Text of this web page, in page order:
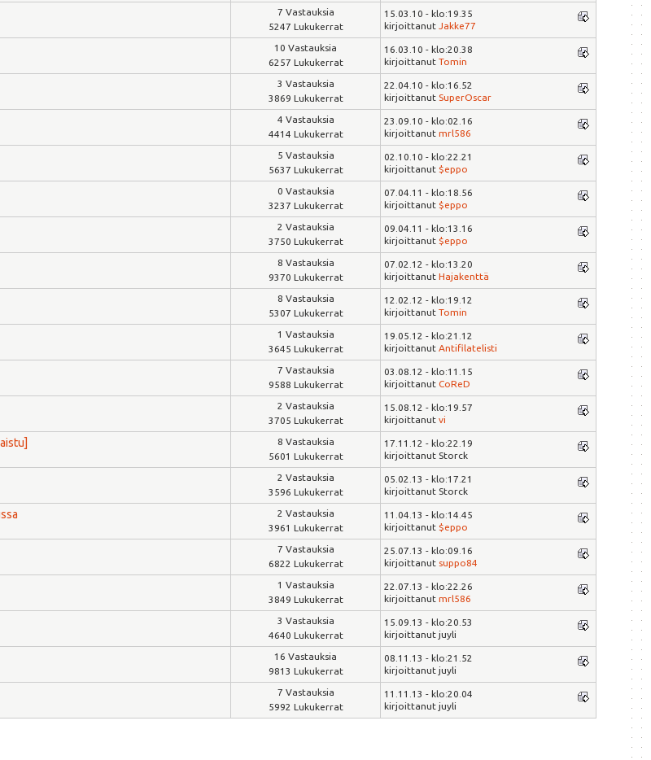
7 Vastauksia
5247 Lukukerrat
15.03.10 - klo:19.35
kirjoittanut Jakke77
10 Vastauksia
6257 Lukukerrat
16.03.10 - klo:20.38
kirjoittanutTomin
3 Vastauksia
3869 Lukukerrat
22.04.10 - klo:16.52
kirjoittanut SuperOscar
4 Vastauksia
4414 Lukukerrat
23.09.10 - klo:02.16
kirjoittanutmrl586
5 Vastauksia
5637 Lukukerrat
02.10.10 - klo:22.21
kirjoittanut $eppo
0 Vastauksia
3237 Lukukerrat
07.04.11 - klo:18.56
kirjoittanut $eppo
2 Vastauksia
3750 Lukukerrat
09.04.11 - klo:13.16
kirjoittanut $eppo
8 Vastauksia
9370 Lukukerrat
07.02.12 - klo:13.20
kirjoittanutHajakenttä
8 Vastauksia
5307 Lukukerrat
12.02.12 - klo:19.12
kirjoittanutTomin
1 Vastauksia
3645 Lukukerrat
19.05.12 - klo:21.12
kirjoittanut Antifilatelisti
7 Vastauksia
9588 Lukukerrat
03.08.12 - klo:11.15
kirjoittanutCoReD
2 Vastauksia
3705 Lukukerrat
15.08.12 - klo:19.57
kirjoittanutvi
8 Vastauksia
5601 Lukukerrat
17.11.12 - klo:22.19
kirjoittanut Storck
2 Vastauksia
3596 Lukukerrat
05.02.13 - klo:17.21
kirjoittanut Storck
2 Vastauksia
3961 Lukukerrat
11.04.13 - klo:14.45
kirjoittanut $eppo
7 Vastauksia
6822 Lukukerrat
25.07.13 - klo:09.16
kirjoittanutsuppo84
1 Vastauksia
3849 Lukukerrat
22.07.13 - klo:22.26
kirjoittanutmrl586
3 Vastauksia
4640 Lukukerrat
15.09.13 - klo:20.53
kirjoittanut juyli
16 Vastauksia
9813 Lukukerrat
08.11.13 - klo:21.52
kirjoittanut juyli
7 Vastauksia
5992 Lukukerrat
11.11.13 - klo:20.04
kirjoittanut juyli